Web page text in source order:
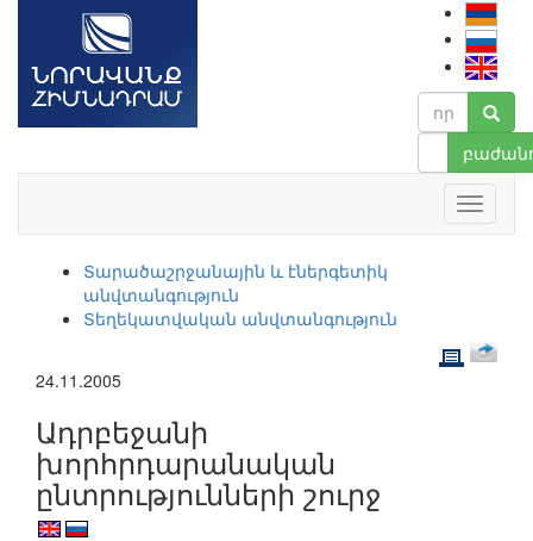
Տարածաշրջանային և էներգետիկ
անվտանգություն
Տեղեկատվական անվտանգություն
24.11.2005
Ադրբեջանի
խորհրդարանական
ընտրությունների շուրջ